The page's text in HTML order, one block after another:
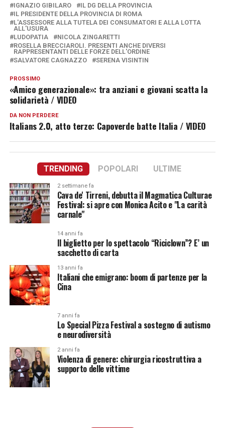
IGNAZIO GIBILARO
IL DG DELLA PROVINCIA
IL PRESIDENTE DELLA PROVINCIA DI ROMA
L'ASSESSORE ALLA TUTELA DEI CONSUMATORI E ALLA LOTTA
ALL'USURA
LUDOPATIA
NICOLA ZINGARETTI
ROSELLA BRECCIAROLI. PRESENTI ANCHE DIVERSI
RAPPRESENTANTI DELLE FORZE DELL'ORDINE
SALVATORE CAGNAZZO
SERENA VISINTIN
PROSSIMO
«Amico generazionale»: tra anziani e giovani scatta la
solidarietà / VIDEO
DA NON PERDERE
Italians 2.0, atto terzo: Capoverde batte Italia / VIDEO
TRENDING POPOLARI ULTIME
2 settimane fa
Cava de' Tirreni, debutta il Magmatica Culturae
Festival: si apre con Monica Acito e "La carità
carnale"
14 anni fa
Il biglietto per lo spettacolo “Riciclown”? E’ un
sacchetto di carta
13 anni fa
Italiani che emigrano: boom di partenze per la
Cina
7 anni fa
Lo Special Pizza Festival a sostegno di autismo
e neurodiversità
2 anni fa
Violenza di genere: chirurgia ricostruttiva a
supporto delle vittime